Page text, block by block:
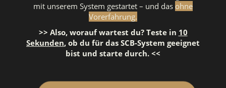
mit unserem System gestartet – und das ohne
Vorerfahrung.
>> Also, worauf wartest du? Teste in 10
Sekunden, ob du für das SCB-System geeignet
bist und starte durch. <<